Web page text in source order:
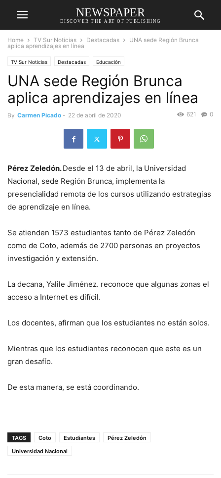
NEWSPAPER
DISCOVER THE ART OF PUBLISHING
Home TV Sur Noticias Destacadas
UNA sede Región Brunca
aplica aprendizajes en línea
TV Sur Noticias Destacadas Educación
UNA sede Región Brunca
aplica aprendizajes en línea
By Carmen Picado - 22 de abril de 2020 0
621
Pérez Zeledón.Desde el 13 de abril, la Universidad
Nacional, sede Región Brunca, implementa la
presencialidad remota de los cursos utilizando estrategias
de aprendizaje en línea.
Se atienden 1573 estudiantes tanto de Pérez Zeledón
como de Coto, además de 2700 personas en proyectos
investigación y extensión.
La decana, Yalile Jiménez. reconoce que algunas zonas el
acceso a Internet es difícil.
Los docentes, afirman que los estudiantes no están solos.
Mientras que los estudiantes reconocen que este es un
gran desafío.
De esta manera, se está coordinando.
TAGS Coto Estudiantes
Pérez Zeledón
Universidad Nacional